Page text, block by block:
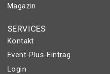
Magazin
SERVICES
Kontakt
Event-Plus-Eintrag
Login